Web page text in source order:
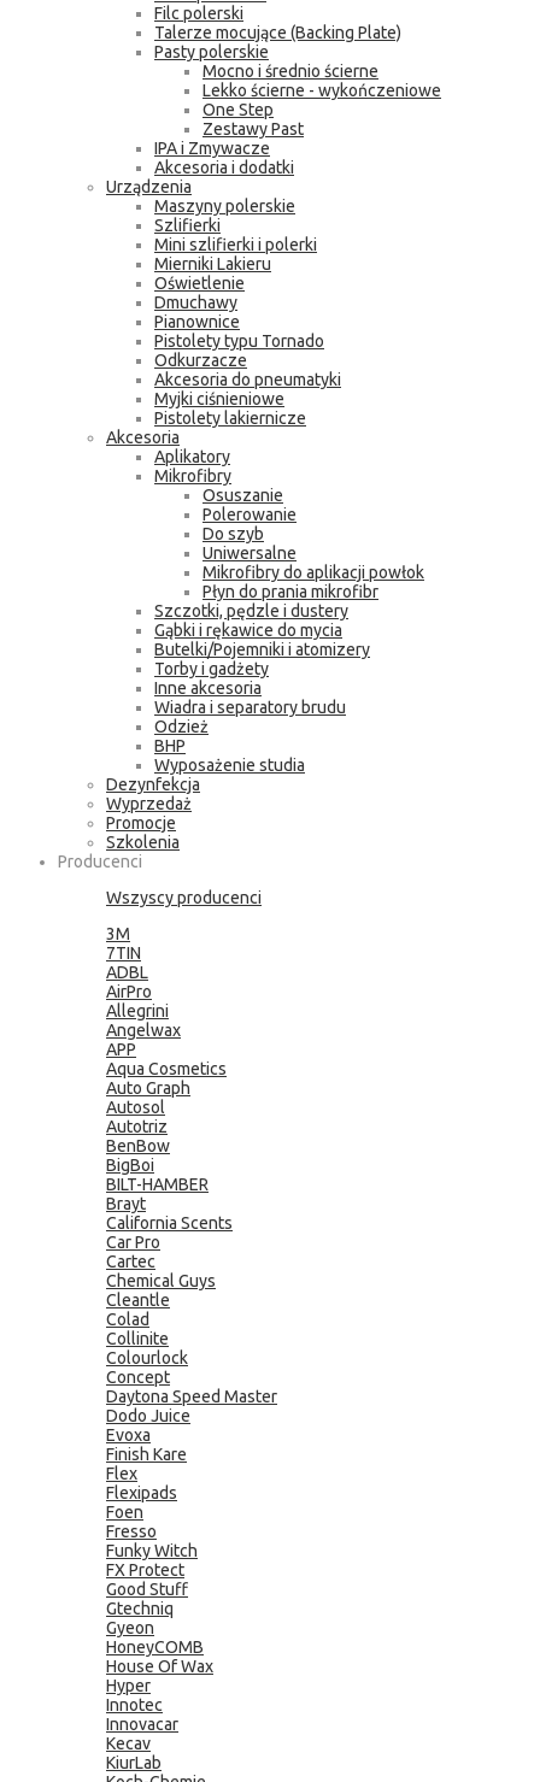
Filc polerski
Talerze mocujące (Backing Plate)
Pasty polerskie
Mocno i średnio ścierne
Lekko ścierne - wykończeniowe
One Step
Zestawy Past
IPA i Zmywacze
Akcesoria i dodatki
Urządzenia
Maszyny polerskie
Szlifierki
Mini szlifierki i polerki
Mierniki Lakieru
Oświetlenie
Dmuchawy
Pianownice
Pistolety typu Tornado
Odkurzacze
Akcesoria do pneumatyki
Myjki ciśnieniowe
Pistolety lakiernicze
Akcesoria
Aplikatory
Mikrofibry
Osuszanie
Polerowanie
Do szyb
Uniwersalne
Mikrofibry do aplikacji powłok
Płyn do prania mikrofibr
Szczotki, pędzle i dustery
Gąbki i rękawice do mycia
Butelki/Pojemniki i atomizery
Torby i gadżety
Inne akcesoria
Wiadra i separatory brudu
Odzież
BHP
Wyposażenie studia
Dezynfekcja
Wyprzedaż
Promocje
Szkolenia
Producenci
Wszyscy producenci
3M
7TIN
ADBL
AirPro
Allegrini
Angelwax
APP
Aqua Cosmetics
Auto Graph
Autosol
Autotriz
BenBow
BigBoi
BILT-HAMBER
Brayt
California Scents
Car Pro
Cartec
Chemical Guys
Cleantle
Colad
Collinite
Colourlock
Concept
Daytona Speed Master
Dodo Juice
Evoxa
Finish Kare
Flex
Flexipads
Foen
Fresso
Funky Witch
FX Protect
Good Stuff
Gtechniq
Gyeon
HoneyCOMB
House Of Wax
Hyper
Innotec
Innovacar
Kecav
KiurLab